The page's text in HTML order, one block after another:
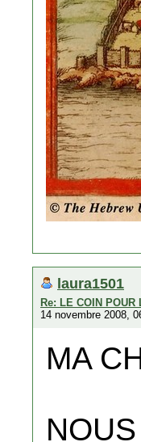
laura1501
Re: LE COIN
14 novembre 2008,
MA